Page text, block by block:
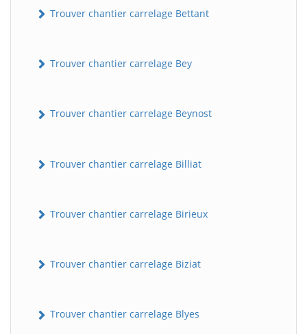
Trouver chantier carrelage Bettant
Trouver chantier carrelage Bey
Trouver chantier carrelage Beynost
Trouver chantier carrelage Billiat
Trouver chantier carrelage Birieux
Trouver chantier carrelage Biziat
Trouver chantier carrelage Blyes